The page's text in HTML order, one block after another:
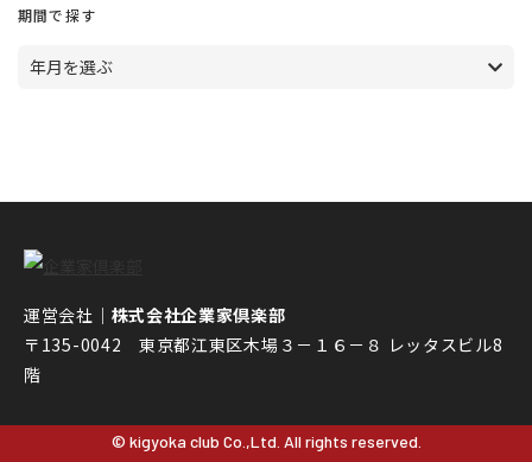
期間で探す
年月を選ぶ
運営会社｜ 株式会社企業家倶楽部
〒135-0042 東京都江東区木場３－１６－８ レッタスビル8
階
© kigyoka club Co.,Ltd. All rights reserved.